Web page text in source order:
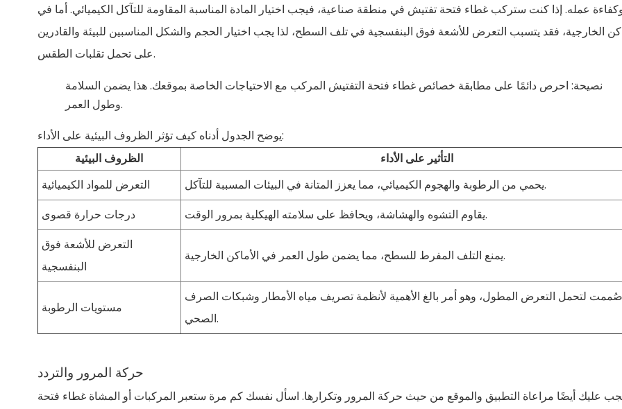
عمله. إذا كنت ستركب غطاء فتحة تفتيش في منطقة صناعية، فيجب اختيار المادة المناسبة المقاومة للتآكل الكيميائي. أما في
الخارجية، فقد يتسبب التعرض للأشعة فوق البنفسجية في تلف السطح، لذا يجب اختيار الحجم والشكل المناسبين للبيئة والقادرين
على تحمل تقلبات الطقس.
نصيحة: احرص دائمًا على مطابقة خصائص غطاء فتحة التفتيش المركب مع الاحتياجات الخاصة بموقعك. هذا يضمن السلامة
وطول العمر.
يوضح الجدول أدناه كيف تؤثر الظروف البيئية على الأداء:
الظروف البيئية
التأثير على الأداء
التعرض للمواد الكيميائية
يحمي من الرطوبة والهجوم الكيميائي، مما يعزز المتانة في البيئات المسببة للتآكل.
درجات حرارة قصوى
يقاوم التشوه والهشاشة، ويحافظ على سلامته الهيكلية بمرور الوقت.
التعرض للأشعة فوق
البنفسجية
يمنع التلف المفرط للسطح، مما يضمن طول العمر في الأماكن الخارجية.
مستويات الرطوبة
صُممت لتحمل التعرض المطول، وهو أمر بالغ الأهمية لأنظمة تصريف مياه الأمطار وشبكات الصرف
الصحي.
حركة المرور والتردد
عليك أيضًا مراعاة التطبيق والموقع من حيث حركة المرور وتكرارها. اسأل نفسك كم مرة ستعبر المركبات أو المشاة غطاء فتحة